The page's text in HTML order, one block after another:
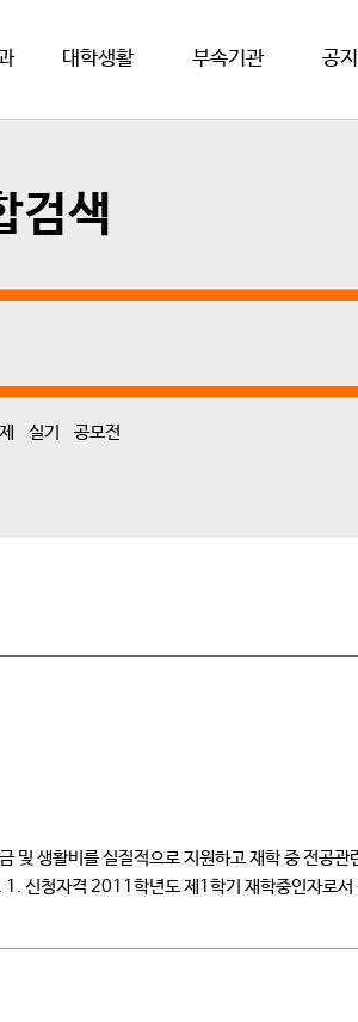
대학생활 부속기관 공
검색
실기 공모전
생활비를 실질적으로 지원하고 재학 중 전공관
신청자격 2011학년도 제1학기 재학중인자로서